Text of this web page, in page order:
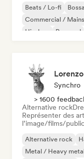
Beats / Lo-fi
Commercial /
Hip-hop
Pop soul
Synchro
> 1600
Alternative rock
Représenter des
l’image/films/
Alternative rock
Metal / Heavy